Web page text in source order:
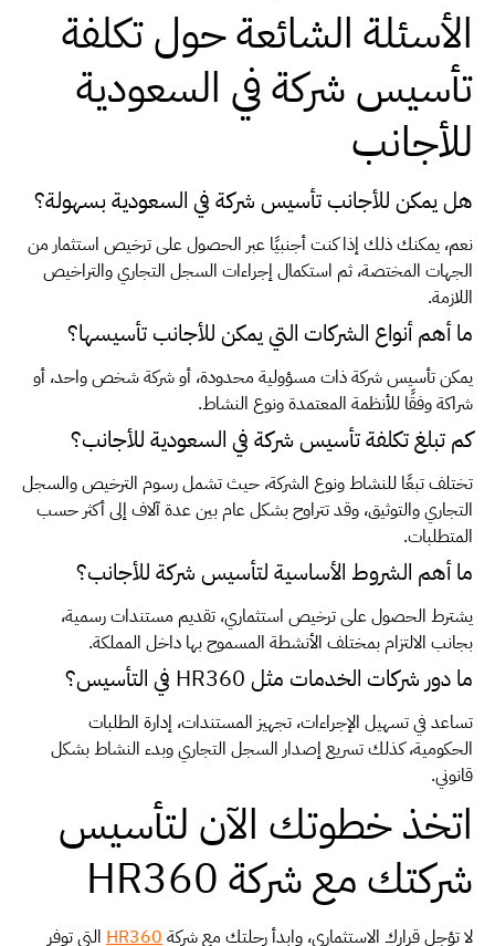
الأسئلة الشائعة حول تكلفة
تأسيس شركة في السعودية
للأجانب
هل يمكن للأجانب تأسيس شركة في السعودية بسهولة؟
نعم، يمكنك ذلك إذا كنت أجنبيًا عبر الحصول على ترخيص استثمار من
الجهات المختصة، ثم استكمال إجراءات السجل التجاري والتراخيص
اللازمة.
ما أهم أنواع الشركات التي يمكن للأجانب تأسيسها؟
يمكن تأسيس شركة ذات مسؤولية محدودة، أو شركة شخص واحد، أو
شراكة وفقًا للأنظمة المعتمدة ونوع النشاط.
كم تبلغ تكلفة تأسيس شركة في السعودية للأجانب؟
تختلف تبعًا للنشاط ونوع الشركة، حيث تشمل رسوم الترخيص والسجل
التجاري والتوثيق، وقد تتراوح بشكل عام بين عدة آلاف إلى أكثر حسب
المتطلبات.
ما أهم الشروط الأساسية لتأسيس شركة للأجانب؟
يشترط الحصول على ترخيص استثماري، تقديم مستندات رسمية،
بجانب الالتزام بمختلف الأنشطة المسموح بها داخل المملكة.
ما دور شركات الخدمات مثل HR360 في التأسيس؟
تساعد في تسهيل الإجراءات، تجهيز المستندات، إدارة الطلبات
الحكومية، كذلك تسريع إصدار السجل التجاري وبدء النشاط بشكل
قانوني.
اتخذ خطوتك الآن لتأسيس
شركتك مع شركة HR360
لا تؤجل قرارك الاستثماري، وابدأ رحلتك مع شركةHR360 التي توفر